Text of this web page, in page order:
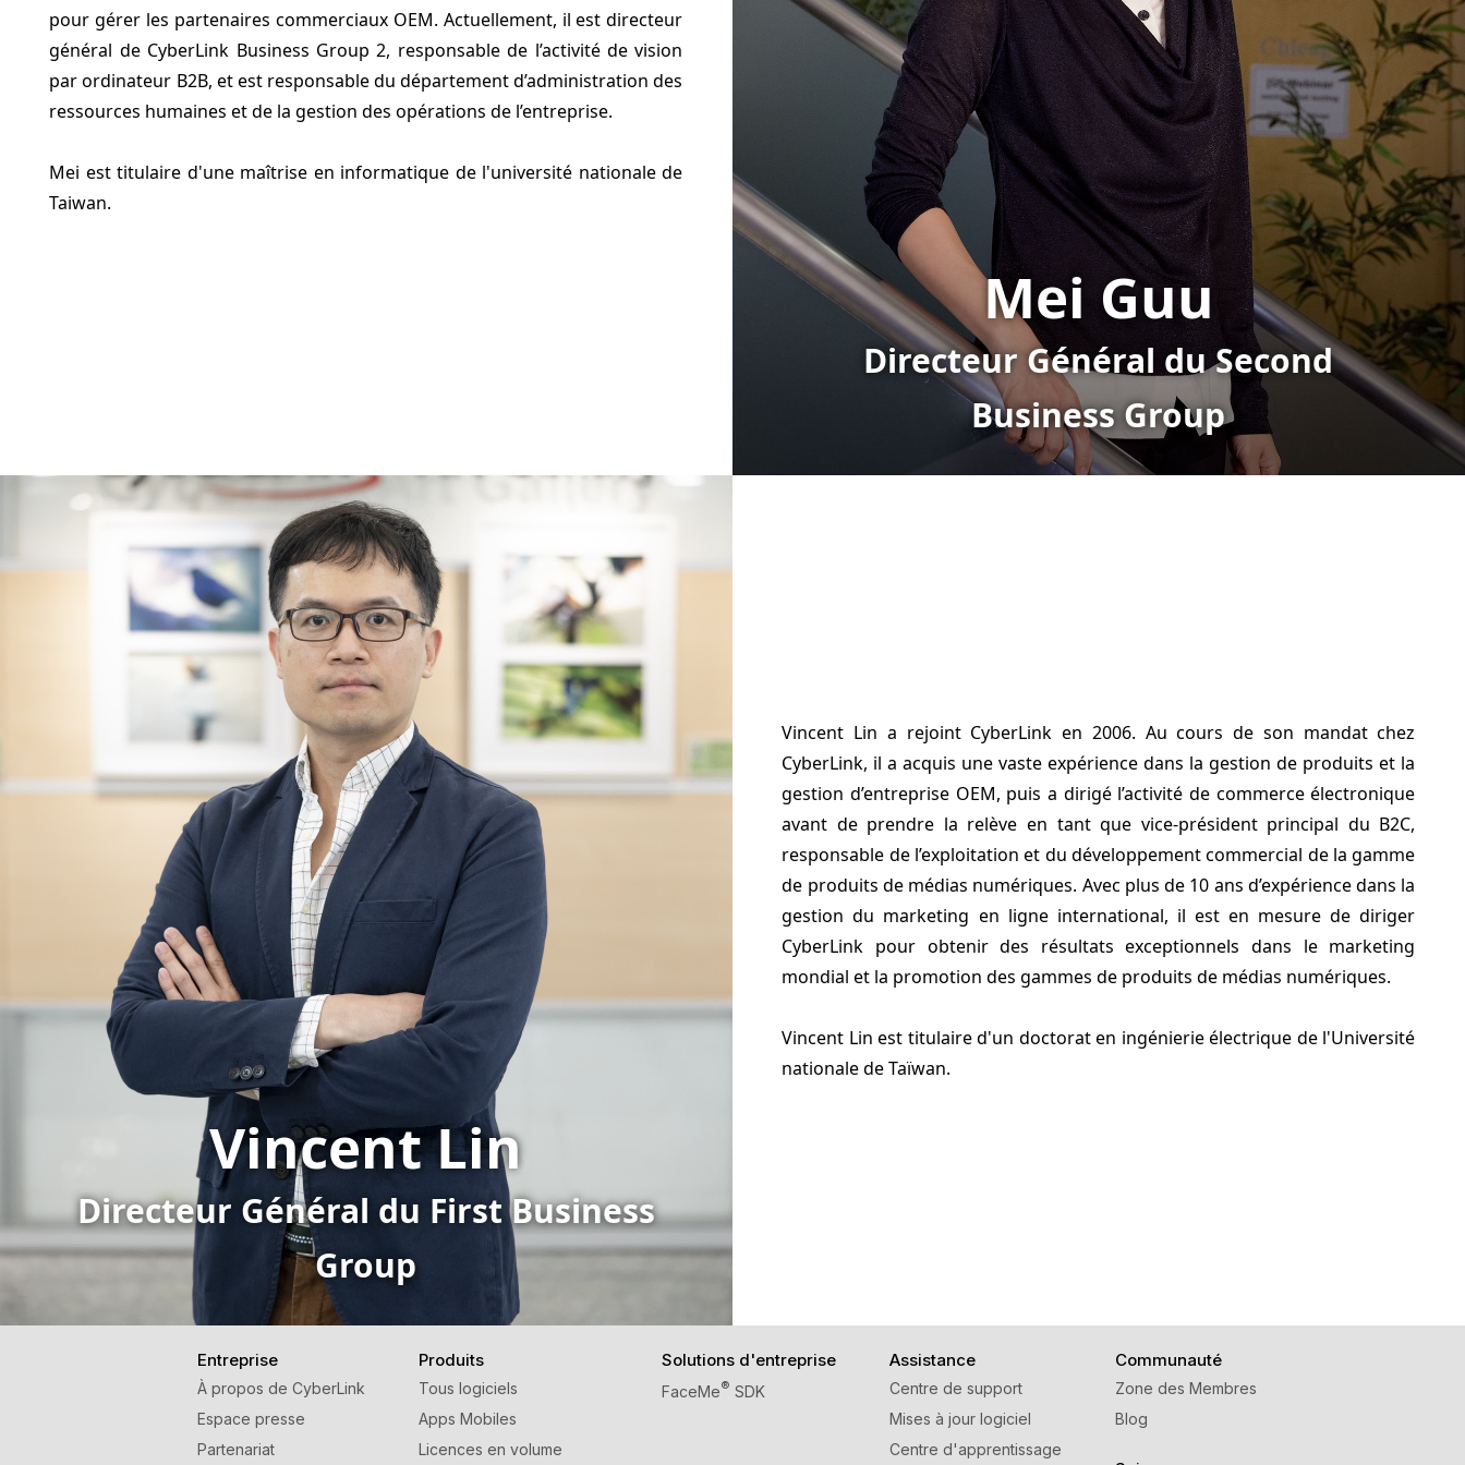
Mei Guu
Directeur Général du Second
Business Group
pour gérer les partenaires commerciaux OEM. Actuellement, il est directeur
général de CyberLink Business Group 2, responsable de l’activité de vision
par ordinateur B2B, et est responsable du département d’administration des
ressources humaines et de la gestion des opérations de l’entreprise.
Mei est titulaire d'une maîtrise en informatique de l'université nationale de
Taiwan.
Vincent Lin
Directeur Général du First Business
Group
Vincent Lin a rejoint CyberLink en 2006. Au cours de son mandat chez
CyberLink, il a acquis une vaste expérience dans la gestion de produits et la
gestion d’entreprise OEM, puis a dirigé l’activité de commerce électronique
avant de prendre la relève en tant que vice-président principal du B2C,
responsable de l’exploitation et du développement commercial de la gamme
de produits de médias numériques. Avec plus de 10 ans d’expérience dans la
gestion du marketing en ligne international, il est en mesure de diriger
CyberLink pour obtenir des résultats exceptionnels dans le marketing
mondial et la promotion des gammes de produits de médias numériques.
Vincent Lin est titulaire d'un doctorat en ingénierie électrique de l'Université
nationale de Taïwan.
Entreprise
À propos de CyberLink
Espace presse
Partenariat
Produits
Tous logiciels
Apps Mobiles
Licences en volume
Solutions d'entreprise
FaceMe® SDK
Assistance
Centre de support
Mises à jour logiciel
Centre d'apprentissage
Communauté
Zone des Membres
Blog